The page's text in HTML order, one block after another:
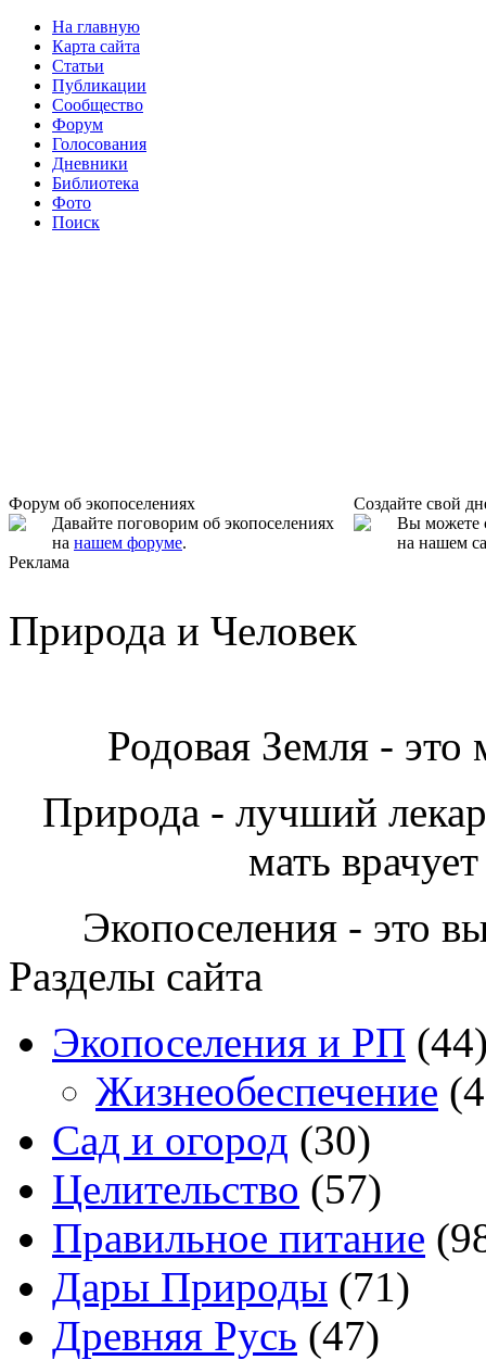
На главную
Карта сайта
Статьи
Публикации
Сообщество
Форум
Голосования
Дневники
Библиотека
Фото
Поиск
Форум об экопоселениях
Давайте поговорим об экопоселениях
на нашем форуме.
Создайте свой
Вы можете
на нашем
Реклама
Природа и Человек
Родовая Земля - это
Природа - лучший
мать
Экопоселения - это
Разделы сайта
Экопоселения и РП
Жизнеобеспечение
Сад и огород (30)
Целительство (57)
Правильное питание
Дары Природы (71)
Древняя Русь (47)